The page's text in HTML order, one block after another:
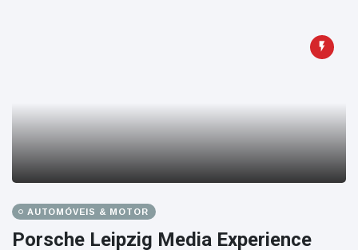
AUTOMÓVEIS & MOTOR
Porsche Leipzig Media Experience